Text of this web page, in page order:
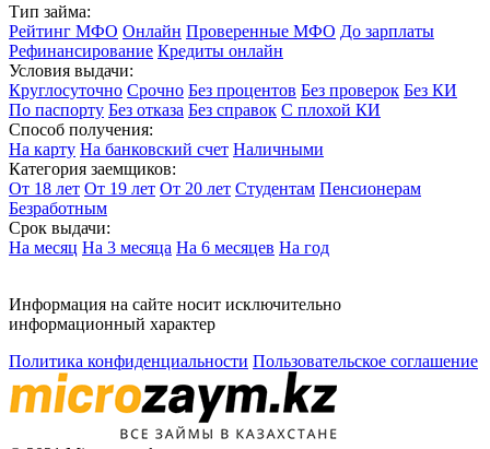
Тип займа:
Рейтинг МФО Онлайн Проверенные МФО До зарплаты
Рефинансирование Кредиты онлайн
Условия выдачи:
Круглосуточно Срочно Без процентов Без проверок Без КИ
По паспорту Без отказа Без справок С плохой КИ
Способ получения:
На карту На банковский счет Наличными
Категория заемщиков:
От 18 лет От 19 лет От 20 лет Студентам Пенсионерам
Безработным
Срок выдачи:
На месяц На 3 месяца На 6 месяцев На год
Информация на сайте носит исключительно
информационный характер
Политика конфиденциальности Пользовательское соглашение